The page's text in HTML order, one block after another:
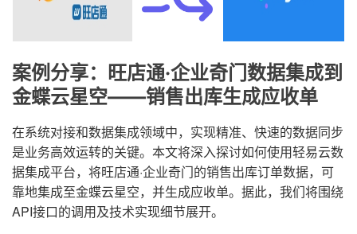
案例分享：旺店通·企业奇门数据集成到
金蝶云星空——销售出库生成应收单
在系统对接和数据集成领域中，实现精准、快速的数据同步
是业务高效运转的关键。本文将深入探讨如何使用轻易云数
据集成平台，将旺店通·企业奇门的销售出库订单数据，可
靠地集成至金蝶云星空，并生成应收单。据此，我们将围绕
API接口的调用及技术实现细节展开。